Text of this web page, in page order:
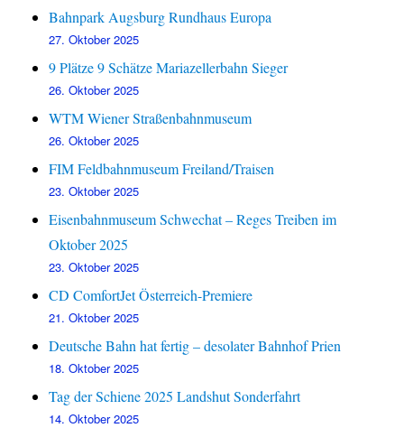
Bahnpark Augsburg Rundhaus Europa
27. Oktober 2025
9 Plätze 9 Schätze Mariazellerbahn Sieger
26. Oktober 2025
WTM Wiener Straßenbahnmuseum
26. Oktober 2025
FIM Feldbahnmuseum Freiland/Traisen
23. Oktober 2025
Eisenbahnmuseum Schwechat – Reges Treiben im
Oktober 2025
23. Oktober 2025
CD ComfortJet Österreich-Premiere
21. Oktober 2025
Deutsche Bahn hat fertig – desolater Bahnhof Prien
18. Oktober 2025
Tag der Schiene 2025 Landshut Sonderfahrt
14. Oktober 2025